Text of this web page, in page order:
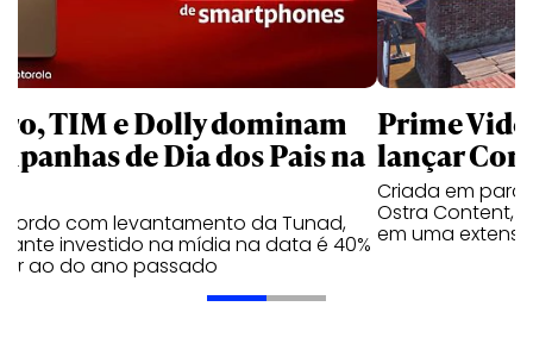
TIM e Dolly dominam
de Dia dos Pais na
com levantamento da Tunad,
investido na mídia na data é 40%
ao do ano passado
Prime
lançar
Criada em
Ostra Content,
em uma